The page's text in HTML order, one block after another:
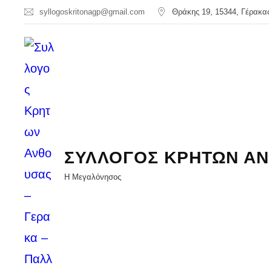
syllogoskritonagp@gmail.com Θράκης 19, 15344,
ΣΥΛΛΟΓΟΣ ΚΡΗΤΩΝ
Η Μεγαλόνησος